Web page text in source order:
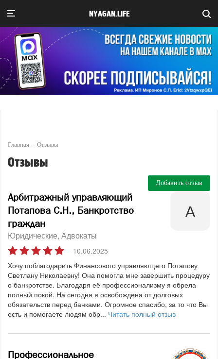
NYAGAN.LIFE
Главная Отзывы
Отзывы
Добавить отзыв
Арбитражный управляющий
Потапова С.Н., Банкротство
граждан
Юридические Адвокаты
10.06.2025
Хочу поблагодарить Финансового управляющего Потапову
Светлану Николаевну! Она помогла мне завершить процедуру
о банкротстве. Благодаря её профессионализму я обрела
полный покой. На сегодня я освобождена от долговых
обязательств перед банками. Огромное спасибо, за то что Вы
есть и помогаете людям обр... Читать полный отзыв
Профессиональное